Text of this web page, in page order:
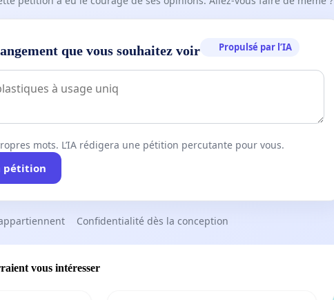
que vous souhaitez voir Propulsé par l’IA
mots. L’IA rédigera une pétition percutante pour vous.
pétition
Confidentialité dès la conception
vous intéresser